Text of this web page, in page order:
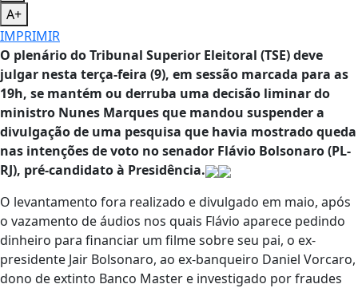
A+
IMPRIMIR
O plenário do Tribunal Superior Eleitoral (TSE) deve
julgar nesta terça-feira (9), em sessão marcada para as
19h, se mantém ou derruba uma decisão liminar do
ministro Nunes Marques que mandou suspender a
divulgação de uma pesquisa que havia mostrado queda
nas intenções de voto no senador Flávio Bolsonaro (PL-
RJ), pré-candidato à Presidência.
O levantamento fora realizado e divulgado em maio, após
o vazamento de áudios nos quais Flávio aparece pedindo
dinheiro para financiar um filme sobre seu pai, o ex-
presidente Jair Bolsonaro, ao ex-banqueiro Daniel Vorcaro,
dono de extinto Banco Master e investigado por fraudes